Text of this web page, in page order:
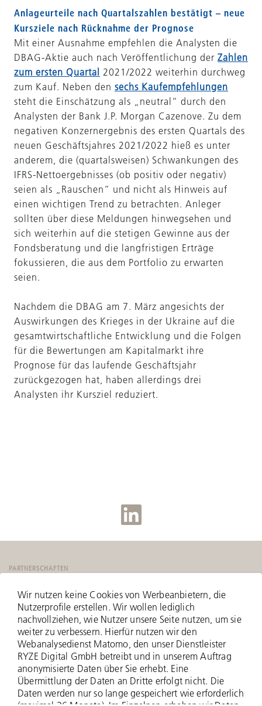
Anlageurteile nach Quartalszahlen bestätigt – neue
Kursziele nach Rücknahme der Prognose
Mit einer Ausnahme empfehlen die Analysten die
DBAG-Aktie auch nach Veröffentlichung der Zahlen
zum ersten Quartal 2021/2022 weiterhin durchweg
zum Kauf. Neben den sechs Kaufempfehlungen
steht die Einschätzung als „neutral“ durch den
Analysten der Bank J.P. Morgan Cazenove. Zu dem
negativen Konzernergebnis des ersten Quartals des
neuen Geschäftsjahres 2021/2022 hieß es unter
anderem, die (quartalsweisen) Schwankungen des
IFRS-Nettoergebnisses (ob positiv oder negativ)
seien als „Rauschen“ und nicht als Hinweis auf
einen wichtigen Trend zu betrachten. Anleger
sollten über diese Meldungen hinwegsehen und
sich weiterhin auf die stetigen Gewinne aus der
Fondsberatung und die langfristigen Erträge
fokussieren, die aus dem Portfolio zu erwarten
seien.
Nachdem die DBAG am 7. März angesichts der
Auswirkungen des Krieges in der Ukraine auf die
gesamtwirtschaftliche Entwicklung und die Folgen
für die Bewertungen am Kapitalmarkt ihre
Prognose für das laufende Geschäftsjahr
zurückgezogen hat, haben allerdings drei
Analysten ihr Kursziel reduziert.
PARTNERSCHAFTEN
Wir nutzen keine Cookies von Werbeanbietern, die
Nutzerprofile erstellen. Wir wollen lediglich
nachvollziehen, wie Nutzer unsere Seite nutzen, um sie
weiter zu verbessern. Hierfür nutzen wir den
Webanalysedienst Matomo, den unser Dienstleister
RYZE Digital GmbH betreibt und in unserem Auftrag
anonymisierte Daten über Sie erhebt. Eine
Übermittlung der Daten an Dritte erfolgt nicht. Die
Daten werden nur so lange gespeichert wie erforderlich